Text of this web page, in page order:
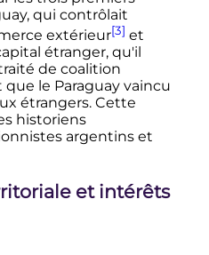
qui contrôlait
extérieur[3] et
étranger, qu'il
de coalition
le Paraguay vaincu
étrangers. Cette
historiens
argentins et
et intérêts